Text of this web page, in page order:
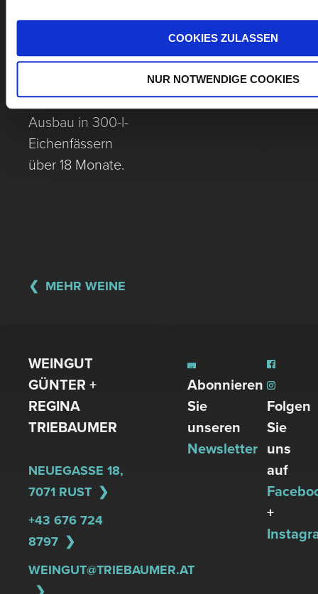
COOKIES ZULASSEN
NUR NOTWENDIGE COOKIES
geschlossene
über 3 Wochen,
Abpressen,
Ausbau in 300-l-
Eichenfässern
über 18 Monate.
MEHR WEINE
WEINGUT
GÜNTER +
REGINA
TRIEBAUMER
NEUEGASSE 18,
7071 RUST
+43 676 724
8797
WEINGUT@TRIEBAUMER.AT
Abonnieren
Sie
unseren
Newsletter
Folgen
Sie
uns
auf
+